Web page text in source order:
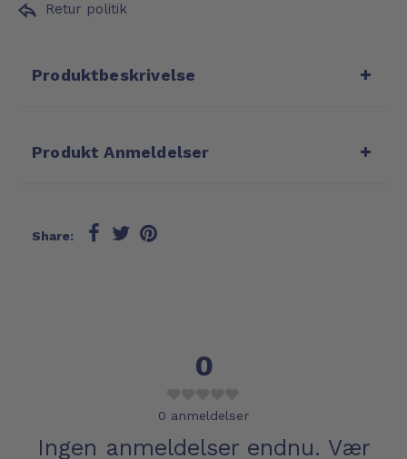
Retur politik
Produktbeskrivelse
Produkt Anmeldelser
Share:
0
0 anmeldelser
Ingen anmeldelser endnu. Vær